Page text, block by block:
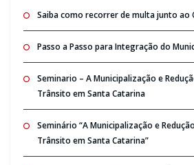
Saiba como recorrer de multa junto ao
Passo a Passo para Integração do
Seminario – A Municipalização e
Trânsito em Santa Catarina
Seminário “A Municipalização e
Trânsito em Santa Catarina”